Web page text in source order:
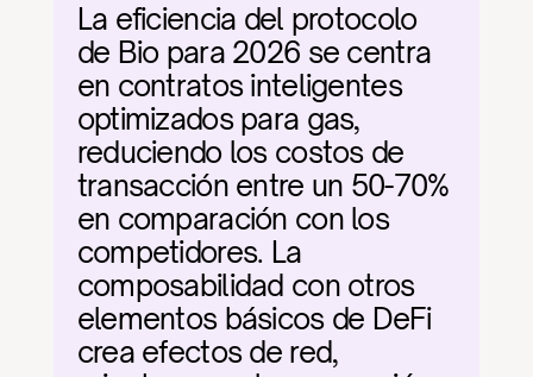
La eficiencia del protocolo
de Bio para 2026 se centra
en contratos inteligentes
optimizados para gas,
reduciendo los costos de
transacción entre un 50-70%
en comparación con los
competidores. La
composabilidad con otros
elementos básicos de DeFi
crea efectos de red,